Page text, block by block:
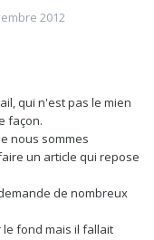
2012
qui n'est pas le mien
façon.
nous sommes
un article qui repose
de nombreux
fond mais il fallait